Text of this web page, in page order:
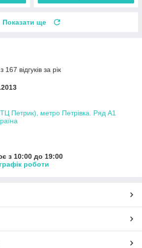
Показати ще
відгуків за рік
Петрик), метро Петрівка. Ряд А1
з 10:00 до 19:00
роботи